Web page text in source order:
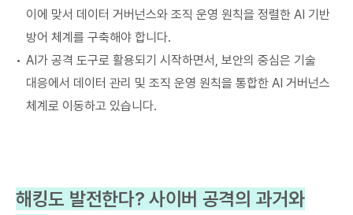
이에 맞서 데이터 거버넌스와 조직 운영 원칙을 정렬한 AI 기반
방어 체계를 구축해야 합니다.
AI가 공격 도구로 활용되기 시작하면서, 보안의 중심은 기술
대응에서 데이터 관리 및 조직 운영 원칙을 통합한 AI 거버넌스
체계로 이동하고 있습니다.
해킹도 발전한다? 사이버 공격의 과거와